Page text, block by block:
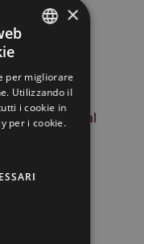
& Technical
ENGLISH
GERMAN
×
per migliorare
Utilizzando il
i cookie in
per i cookie.